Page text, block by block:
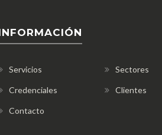
Servicios Sectores
Credenciales Clientes
Contacto